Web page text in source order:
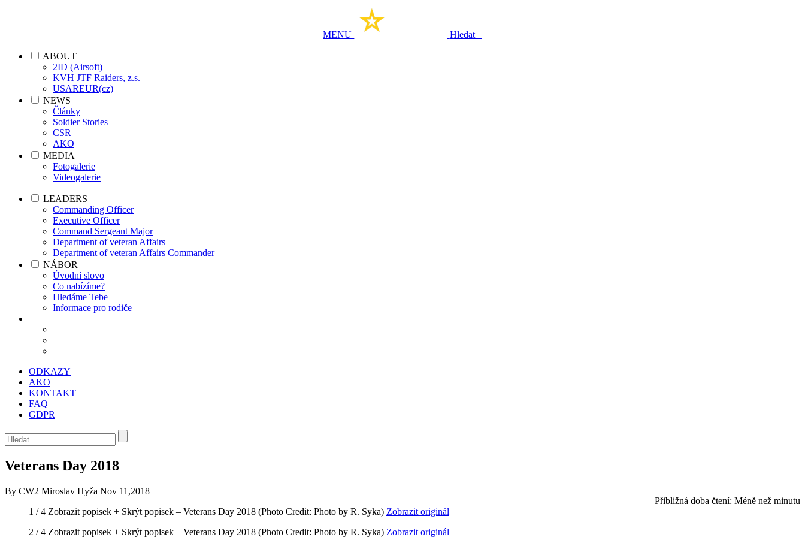
MENU Hledat
ABOUT
2ID (Airsoft)
KVH JTF Raiders, z.s.
USAREUR(cz)
NEWS
Články
Soldier Stories
CSR
AKO
MEDIA
Fotogalerie
Videogalerie
LEADERS
Commanding Officer
Executive Officer
Command Sergeant Major
Department of veteran Affairs
Department of veteran Affairs Commander
NÁBOR
Úvodní slovo
Co nabízíme?
Hledáme Tebe
Informace pro rodiče
ODKAZY
AKO
KONTAKT
FAQ
GDPR
Veterans Day 2018
Přibližná doba čtení: Méně než minutu
By CW2 Miroslav Hyža Nov 11,2018
1 / 4 Zobrazit popisek + Skrýt popisek – Veterans Day 2018 (Photo Credit: Photo by R. Syka) Zobrazit originál
2 / 4 Zobrazit popisek + Skrýt popisek – Veterans Day 2018 (Photo Credit: Photo by R. Syka) Zobrazit originál